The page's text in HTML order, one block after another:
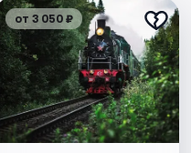
от 3 050 ₽